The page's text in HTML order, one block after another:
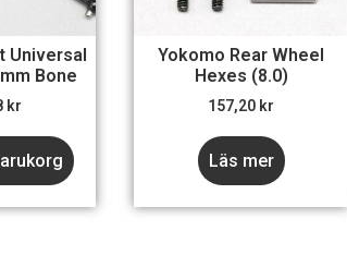
Universal
Bone
kr
Yokomo Rear Wheel
Hexes (8.0)
157,20 kr
Läs mer